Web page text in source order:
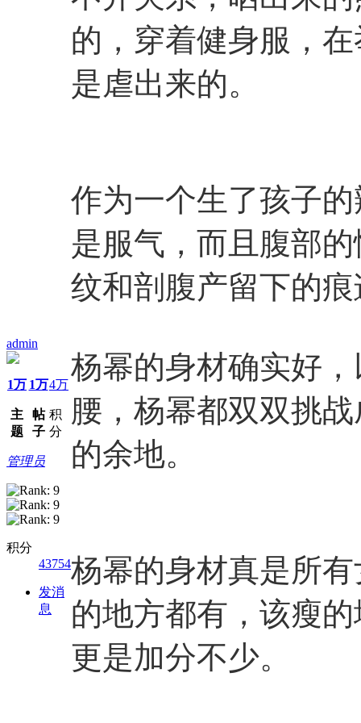
admin
1万
主
题
1万
帖
子
4万
积
分
管理员
积分
43754
发消
息
的，穿着健身服，
是虐出来的。
作为一个生了孩子
是服气，而且腹部
纹和剖腹产留下的
杨幂的身材确实好
腰，杨幂都双双挑
的余地。
杨幂的身材真是所
的地方都有，该瘦
更是加分不少。